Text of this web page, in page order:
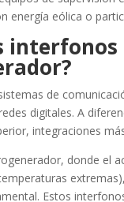
energía eólica o
de
digitales. A
integraciones
donde el
Estos